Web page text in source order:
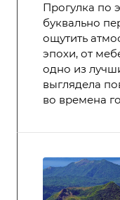
Прогулка по
буквально
ощутить
эпохи, от
одно из
выглядела
во времена